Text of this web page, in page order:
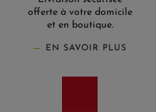
offerte à votre domicile
et en boutique.
EN SAVOIR PLUS